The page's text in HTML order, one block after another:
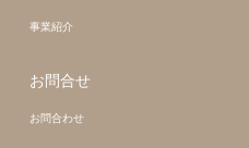
事業紹介
お問合せ
お問合わせ